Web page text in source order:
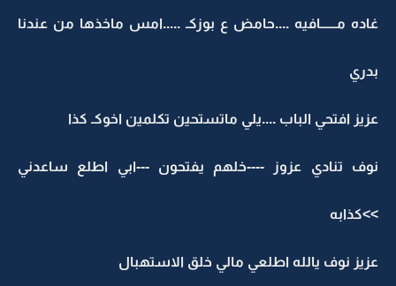
غاده مــــــافيه ....حامض ع بوزكـ .....امس ماخذها من عندنا
بدري
عزيز افتحي الباب ....يلي ماتستحين تكلمين اخوكـ كذا
نوف تنادي عزوز ----خلهم يفتحون ---ابي اطلع ساعدني
>>كذابه
عزيز نوف يالله اطلعي مالي خلق الاستهبال